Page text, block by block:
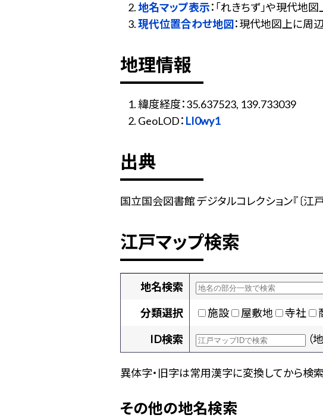
地名マップ表示：「れきちず」や現代地
現代位置合わせ地図：現代地図上に周
地理情報
緯度経度：35.637523, 139.733039
GeoLOD： LI0wy1
出典
国立国会図書館 デジタルコレクション『〔江
江戸マップ検索
地名検索
分類選択
施設 屋敷地 寺社
ID検索
（
異体字・旧字は常用漢字に変換してから検
その他の地名検索